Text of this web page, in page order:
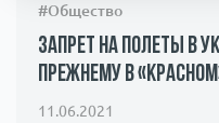
Коронавирус
Происшествия
#Общество
Запрет на полеты в
прежнему в
11.06.2021